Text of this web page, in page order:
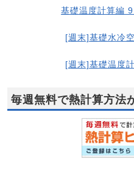
基礎温度計算編
[週末]基礎水冷
[週末]基礎温度
毎週無料で熱計算方法